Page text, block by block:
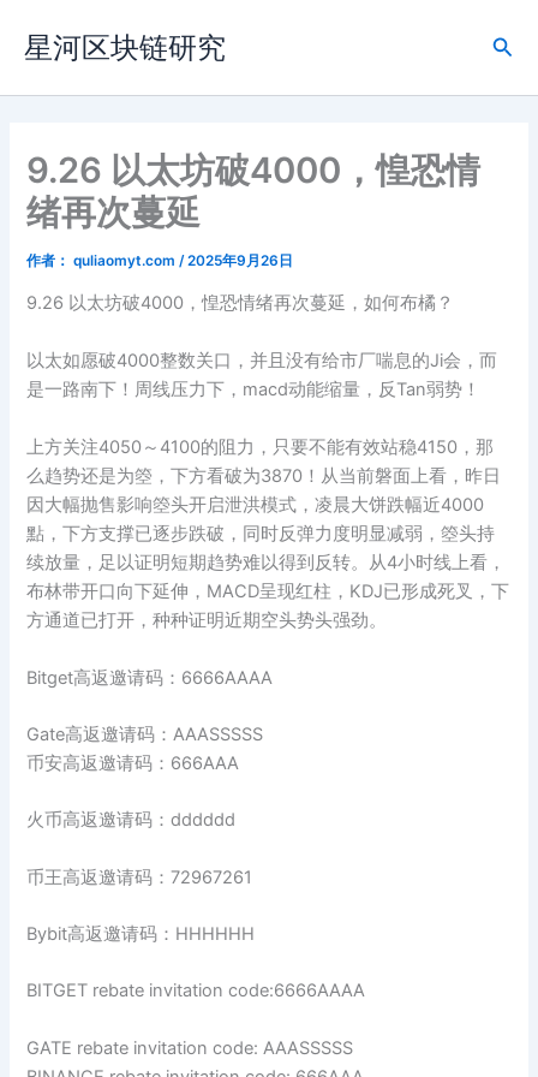
容
星河区块链研究
搜
9.26 以太坊破4000，惶恐情
绪再次蔓延
作者： quliaomyt.com /2025年9月26日
9.26 以太坊破4000，惶恐情绪再次蔓延，如何布橘？
以太如愿破4000整数关口，并且没有给市厂喘息的Ji会，而
是一路南下！周线压力下，macd动能缩量，反Tan弱势！
上方关注4050～4100的阻力，只要不能有效站稳4150，那
么趋势还是为箜，下方看破为3870！从当前磐面上看，昨日
因大幅抛售影响箜头开启泄洪模式，凌晨大饼跌幅近4000
點，下方支撑已逐步跌破，同时反弹力度明显减弱，箜头持
续放量，足以证明短期趋势难以得到反转。从4小时线上看，
布林带开口向下延伸，MACD呈现红柱，KDJ已形成死叉，下
方通道已打开，种种证明近期空头势头强劲。
Bitget高返邀请码：6666AAAA
Gate高返邀请码：AAASSSSS
币安高返邀请码：666AAA
火币高返邀请码：dddddd
币王高返邀请码：72967261
Bybit高返邀请码：HHHHHH
BITGET rebate invitation code:6666AAAA
GATE rebate invitation code: AAASSSSS